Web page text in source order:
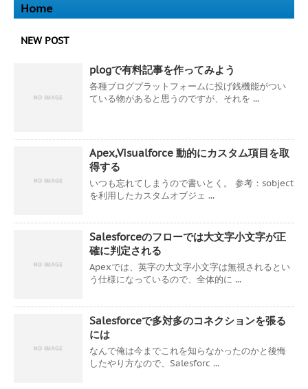
Home
NEW POST
plogで有料記事を作ってみよう
各種ブログプラットフォームに投げ銭機能がつい
ている物があると思うのですが、それを ...
Apex,Visualforce 動的にカスタム項目を取
得する
いつも忘れてしまうので書いとく。 参考：sobject
を利用したカスタムオブジェ ...
Salesforceのフローでは大文字小文字が正
確に判定される
Apexでは、英字の大文字小文字は無視されるとい
う仕様になっているので、全体的に ...
Salesforceで多対多のコネクションを張る
には
なんで俺は今までこれを知らなかったのかと後悔
したやり方なので、Salesforc ...